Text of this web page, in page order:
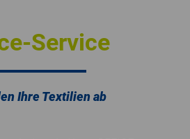
Service
Ihre Textilien ab